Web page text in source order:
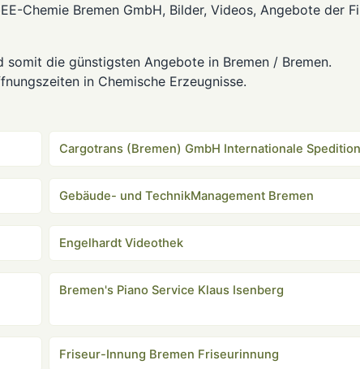
Chemie Bremen GmbH, Bilder, Videos, Angebote der
somit die günstigsten Angebote in Bremen / Bremen.
in Chemische Erzeugnisse.
Cargotrans (Bremen) GmbH Internationale Spedition
Gebäude- und TechnikManagement Bremen
Engelhardt Videothek
Bremen's Piano Service Klaus Isenberg
Friseur-Innung Bremen Friseurinnung